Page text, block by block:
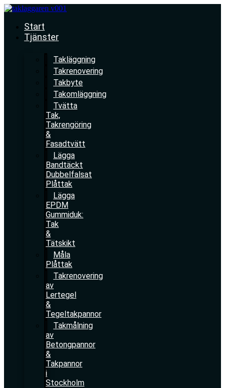
Skip
contentStart
Tjänster
Takläggning
Takrenovering
Takbyte
Takomläggning
Tvätta
Tak,
Takrengöring
&
Fasadtvätt
Lägga
Bandtäckt
Dubbelfalsat
Plåttak
Lägga
EPDM
Gummiduk:
Tak
&
Tätskikt
Måla
Plåttak
Takrenovering
av
Lertegel
&
Tegeltakpannor
Takmålning
av
Betongpannor
&
Takpannor
i
Stockholm